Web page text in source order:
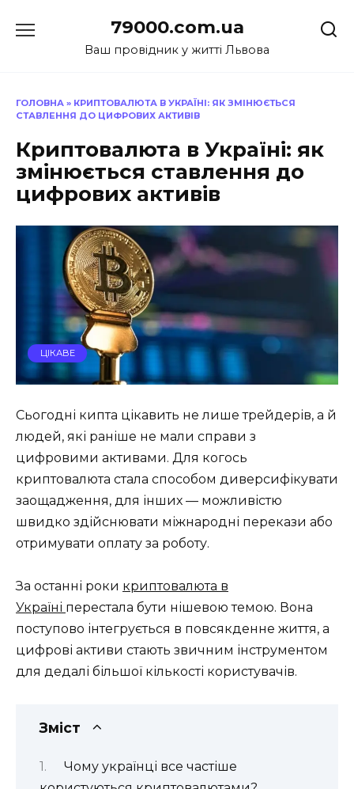
до
79000.com.ua
Ваш провідник у житті Львова
ГОЛОВНА » КРИПТОВАЛЮТА В УКРАЇНІ: ЯК ЗМІНЮЄТЬСЯ
СТАВЛЕННЯ ДО ЦИФРОВИХ АКТИВІВ
Криптовалюта в Україні: як
змінюється ставлення до
цифрових активів
ЦІКАВЕ
Сьогодні кипта цікавить не лише трейдерів, а й
людей, які раніше не мали справи з
цифровими активами. Для когось
криптовалюта стала способом диверсифікувати
заощадження, для інших — можливістю
швидко здійснювати міжнародні перекази або
отримувати оплату за роботу.
За останні роки криптовалюта в
Україні перестала бути нішевою темою. Вона
поступово інтегрується в повсякденне життя, а
цифрові активи стають звичним інструментом
для дедалі більшої кількості користувачів.
Зміст
Чому українці все частіше